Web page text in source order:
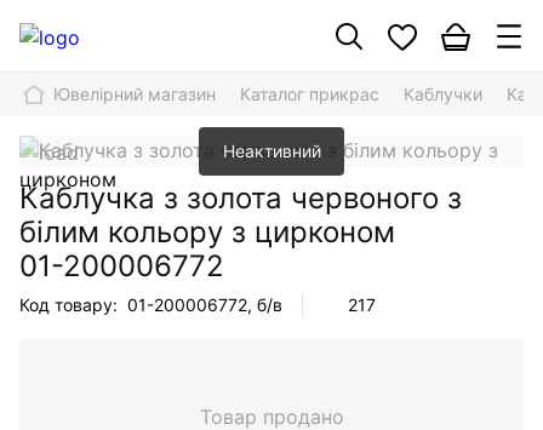
Ювелірний магазин Каталог прикрас Каблучки
Неактивний
Каблучка з золота червоного з
білим кольору з цирконом
01-200006772
Код товару: 01-200006772, б/в 217
Товар продано